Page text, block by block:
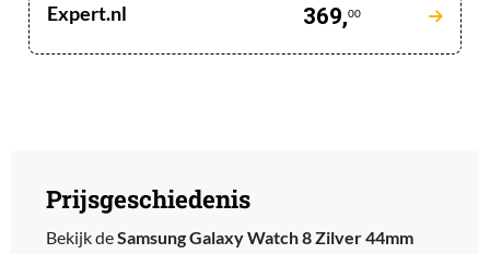
Expert.nl 369,00
Prijsgeschiedenis
Bekijk deSamsung Galaxy Watch 8 Zilver 44mm